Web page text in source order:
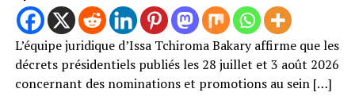
L’équipe juridique d’Issa Tchiroma Bakary affirme que les
décrets présidentiels publiés les 28 juillet et 3 août 2026
concernant des nominations et promotions au sein […]